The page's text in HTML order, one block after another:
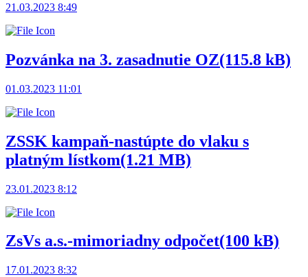
21.03.2023 8:49
Pozvánka na 3. zasadnutie OZ(115.8 kB)
01.03.2023 11:01
ZSSK kampaň-nastúpte do vlaku s
platným lístkom(1.21 MB)
23.01.2023 8:12
ZsVs a.s.-mimoriadny odpočet(100 kB)
17.01.2023 8:32